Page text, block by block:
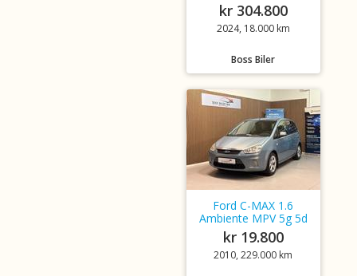
kr 304.800
2024, 18.000 km
Boss Biler
Ford C-MAX 1.6
Ambiente MPV 5g 5d
kr 19.800
2010, 229.000 km